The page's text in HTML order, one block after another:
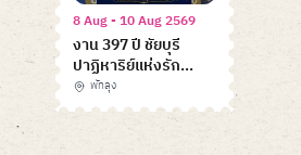
8 Aug - 10 Aug 2569
งาน 397 ปี ชัยบุรี
ปาฏิหาริย์แห่งรัก
พัทลุง
พัทลุง